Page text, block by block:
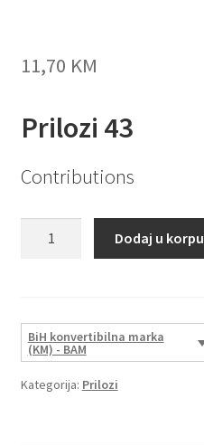
11,70 KM
Prilozi 43
Contributions
Dodaj u korpu
BiH konvertibilna marka
(KM) - BAM
Kategorija: Prilozi